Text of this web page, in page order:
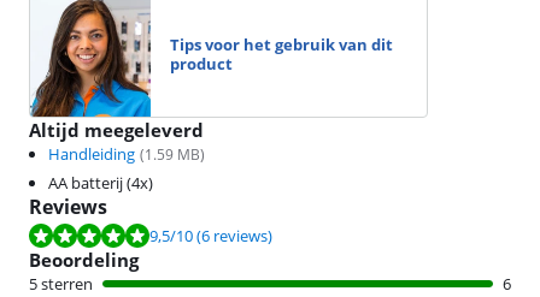
Tips voor het gebruik van dit
product
Altijd meegeleverd
Handleiding (1.59 MB)
AA batterij (4x)
Reviews
Beoordeling is 9,5 van de 10, gebaseerd op 6 reviews.
9,5/10(6 reviews)
Beoordeling
5 sterren
6